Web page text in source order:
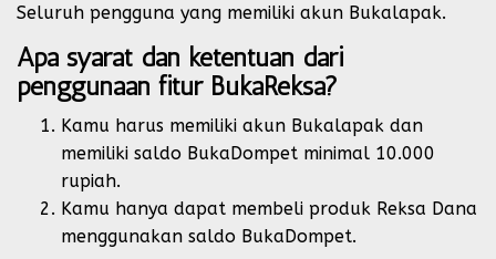
Seluruh pengguna yang memiliki akun Bukalapak.
Apa syarat dan ketentuan dari
penggunaan fitur BukaReksa?
Kamu harus memiliki akun Bukalapak dan
memiliki saldo BukaDompet minimal 10.000
rupiah.
Kamu hanya dapat membeli produk Reksa Dana
menggunakan saldo BukaDompet.